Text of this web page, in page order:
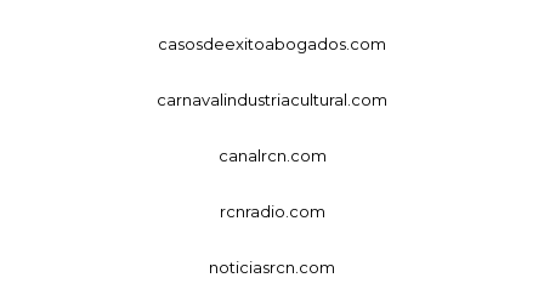
casosdeexitoabogados.com
carnavalindustriacultural.com
canalrcn.com
rcnradio.com
noticiasrcn.com